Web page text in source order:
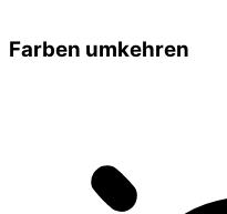
Farben umkehren